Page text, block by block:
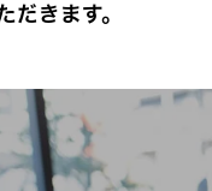
きます。